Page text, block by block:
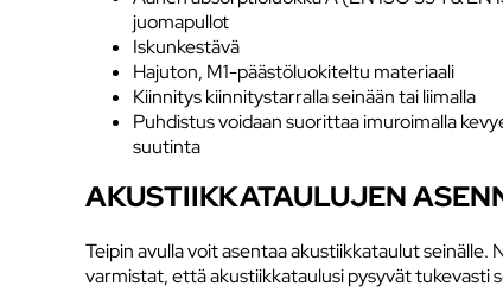
juomapullot
Iskunkestävä
Hajuton, M1-päästöluokiteltu materiaali
Kiinnitys kiinnitystarralla seinään tai liimalla
Puhdistus voidaan suorittaa imuroimalla
suutinta
AKUSTIIKKATAULUJEN
Teipin avulla voit asentaa akustiikkataulut seinälle.
varmistat, että akustiikkataulusi pysyvät tukevasti